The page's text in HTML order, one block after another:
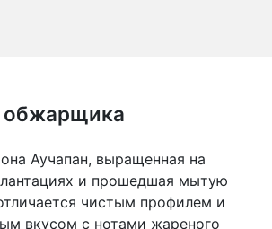
обжарщика
Аучапан, выращенная на
и прошедшая мытую
чистым профилем и
вкусом с нотами жареного